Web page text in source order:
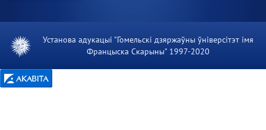
Установа адукацыі "Гомельскі дзяржаўны ўніверсітэт імя
Францыска Скарыны" 1997-2020